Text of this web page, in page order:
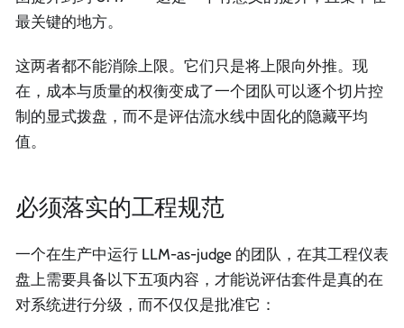
最关键的地方。
这两者都不能消除上限。它们只是将上限向外推。现
在，成本与质量的权衡变成了一个团队可以逐个切片控
制的显式拨盘，而不是评估流水线中固化的隐藏平均
值。
必须落实的工程规范
一个在生产中运行 LLM-as-judge 的团队，在其工程仪表
盘上需要具备以下五项内容，才能说评估套件是真的在
对系统进行分级，而不仅仅是批准它：